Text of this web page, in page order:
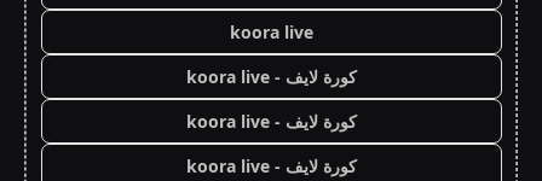
koora live
كورة لايف - koora live
كورة لايف - koora live
كورة لايف - koora live